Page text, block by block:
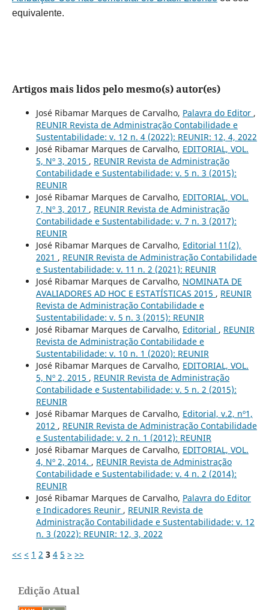
equivalente.
Artigos mais lidos pelo mesmo(s) autor(es)
José Ribamar Marques de Carvalho, Palavra do Editor ,
REUNIR Revista de Administração Contabilidade e
Sustentabilidade: v. 12 n. 4 (2022): REUNIR: 12, 4, 2022
José Ribamar Marques de Carvalho, EDITORIAL, VOL.
5, Nº 3, 2015 , REUNIR Revista de Administração
Contabilidade e Sustentabilidade: v. 5 n. 3 (2015):
REUNIR
José Ribamar Marques de Carvalho, EDITORIAL, VOL.
7, Nº 3, 2017 , REUNIR Revista de Administração
Contabilidade e Sustentabilidade: v. 7 n. 3 (2017):
REUNIR
José Ribamar Marques de Carvalho, Editorial 11(2),
2021 , REUNIR Revista de Administração Contabilidade
e Sustentabilidade: v. 11 n. 2 (2021): REUNIR
José Ribamar Marques de Carvalho, NOMINATA DE
AVALIADORES AD HOC E ESTATÍSTICAS 2015 , REUNIR
Revista de Administração Contabilidade e
Sustentabilidade: v. 5 n. 3 (2015): REUNIR
José Ribamar Marques de Carvalho, Editorial , REUNIR
Revista de Administração Contabilidade e
Sustentabilidade: v. 10 n. 1 (2020): REUNIR
José Ribamar Marques de Carvalho, EDITORIAL, VOL.
5, Nº 2, 2015 , REUNIR Revista de Administração
Contabilidade e Sustentabilidade: v. 5 n. 2 (2015):
REUNIR
José Ribamar Marques de Carvalho, Editorial, v.2, nº1,
2012 , REUNIR Revista de Administração Contabilidade
e Sustentabilidade: v. 2 n. 1 (2012): REUNIR
José Ribamar Marques de Carvalho, EDITORIAL, VOL.
4, Nº 2, 2014. , REUNIR Revista de Administração
Contabilidade e Sustentabilidade: v. 4 n. 2 (2014):
REUNIR
José Ribamar Marques de Carvalho, Palavra do Editor
e Indicadores Reunir , REUNIR Revista de
Administração Contabilidade e Sustentabilidade: v. 12
n. 3 (2022): REUNIR: 12, 3, 2022
<< < 1 2 3 4 5 > >>
Edição Atual